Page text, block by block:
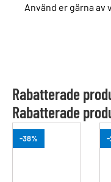
Använd er gärna
Rabatterade
Rabatterade
-38% -